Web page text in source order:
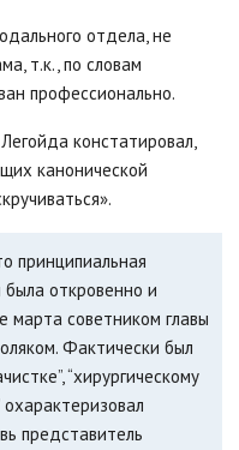
отдела, не
т.к., по словам
профессионально.
констатировал,
канонической
принципиальная
откровенно и
марта советником главы
Фактически был
“хирургическому
охарактеризовал
представитель